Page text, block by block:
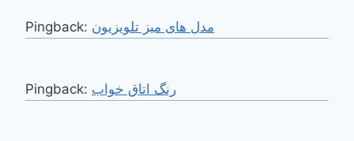
Pingback: مدل های میز تلویزیون
Pingback: رنگ اتاق خواب